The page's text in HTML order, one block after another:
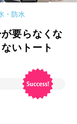
・防水
要らなくな
いトート